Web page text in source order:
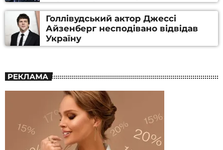
Голлівудський актор Джессі
Айзенберг несподівано відвідав
Україну
РЕКЛАМА